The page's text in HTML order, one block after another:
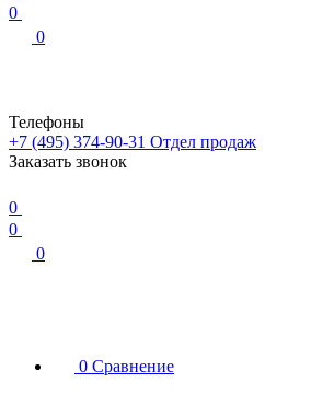
0
0
Телефоны
+7 (495) 374-90-31 Отдел продаж
Заказать звонок
0
0
0
0 Сравнение